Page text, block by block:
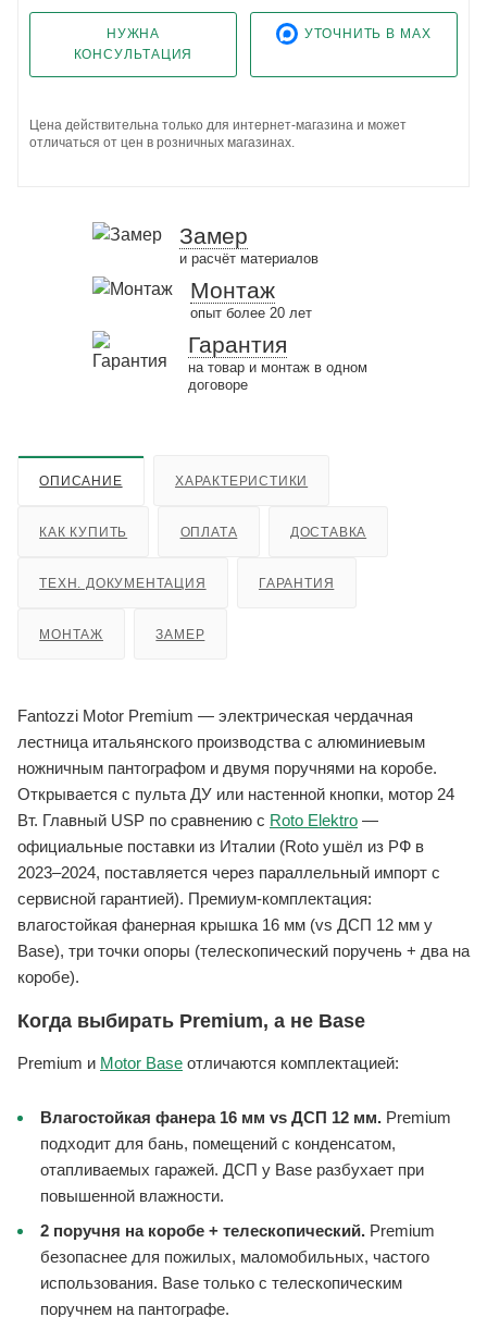
НУЖНА
КОНСУЛЬТАЦИЯ
УТОЧНИТЬ В MAX
Цена действительна только для интернет-магазина и может
отличаться от цен в розничных магазинах.
Замер
и расчёт материалов
Монтаж
опыт более 20 лет
Гарантия
на товар и монтаж в одном
договоре
ОПИСАНИЕ ХАРАКТЕРИСТИКИ
КАК КУПИТЬ ОПЛАТА ДОСТАВКА
ТЕХН. ДОКУМЕНТАЦИЯ ГАРАНТИЯ
МОНТАЖ ЗАМЕР
Fantozzi Motor Premium — электрическая чердачная
лестница итальянского производства с алюминиевым
ножничным пантографом и двумя поручнями на коробе.
Открывается с пульта ДУ или настенной кнопки, мотор 24
Вт. Главный USP по сравнению с Roto Elektro —
официальные поставки из Италии (Roto ушёл из РФ в
2023–2024, поставляется через параллельный импорт с
сервисной гарантией). Премиум-комплектация:
влагостойкая фанерная крышка 16 мм (vs ДСП 12 мм у
Base), три точки опоры (телескопический поручень + два на
коробе).
Когда выбирать Premium, а не Base
Premium и Motor Base отличаются комплектацией:
Влагостойкая фанера 16 мм vs ДСП 12 мм. Premium
подходит для бань, помещений с конденсатом,
отапливаемых гаражей. ДСП у Base разбухает при
повышенной влажности.
2 поручня на коробе + телескопический. Premium
безопаснее для пожилых, маломобильных, частого
использования. Base только с телескопическим
поручнем на пантографе.